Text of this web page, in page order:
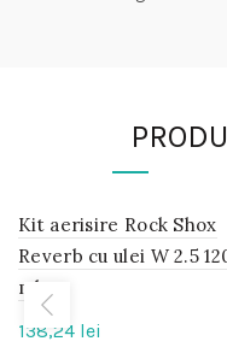
IN
STOC
Kit aerisire Rock Shox
Reverb cu ulei W 2.5
ml
138,24 lei